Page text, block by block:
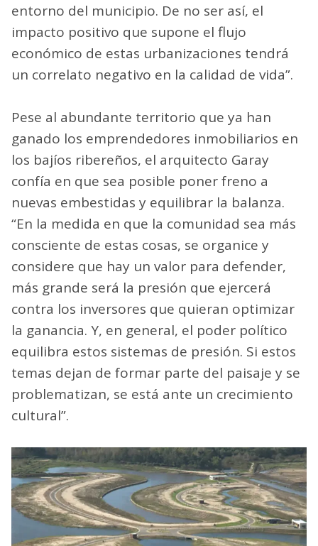
entorno del municipio. De no ser así, el
impacto positivo que supone el flujo
económico de estas urbanizaciones tendrá
un correlato negativo en la calidad de vida”.
Pese al abundante territorio que ya han
ganado los emprendedores inmobiliarios en
los bajíos ribereños, el arquitecto Garay
confía en que sea posible poner freno a
nuevas embestidas y equilibrar la balanza.
“En la medida en que la comunidad sea más
consciente de estas cosas, se organice y
considere que hay un valor para defender,
más grande será la presión que ejercerá
contra los inversores que quieran optimizar
la ganancia. Y, en general, el poder político
equilibra estos sistemas de presión. Si estos
temas dejan de formar parte del paisaje y se
problematizan, se está ante un crecimiento
cultural”.